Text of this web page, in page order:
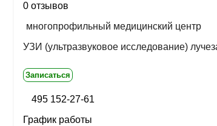
0 отзывов
многопрофильный медицинский центр
УЗИ (ультразвуковое исследование)
Записаться
495 152-27-61
График работы